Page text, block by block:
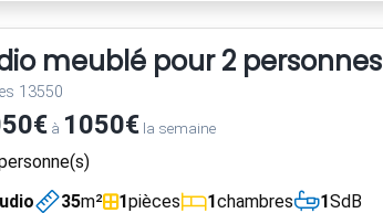
meublé pour 2 personnes
13550
à 1050€la semaine
35m² 1pièces 1chambres 1SdB